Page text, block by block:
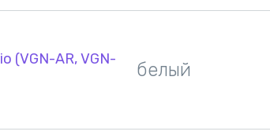
(VGN-AR, VGN-
белый